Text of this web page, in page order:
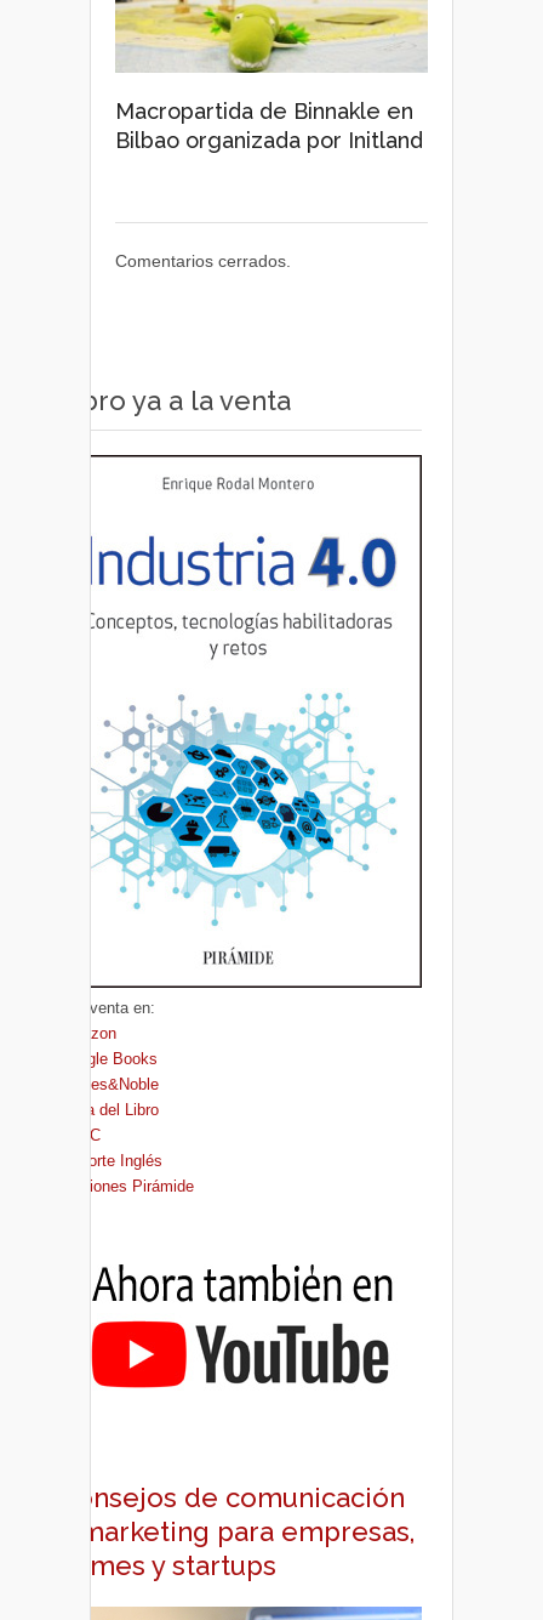
Macropartida de Binnakle en
Bilbao organizada por Initland
Comentarios cerrados.
Libro ya a la venta
A la venta en:
Amazon
Google Books
Barnes&Noble
Casa del Libro
FNAC
El Corte Inglés
Ediciones Pirámide
Consejos de comunicación
y marketing para empresas,
pymes y startups